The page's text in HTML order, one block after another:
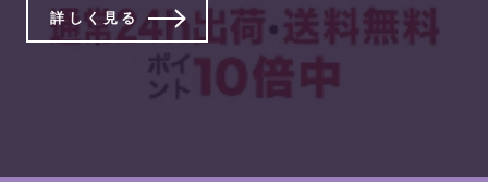
詳しく見る